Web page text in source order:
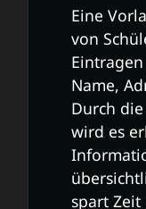
Eine
von
Name,
Durch
wird es
spart Zeit